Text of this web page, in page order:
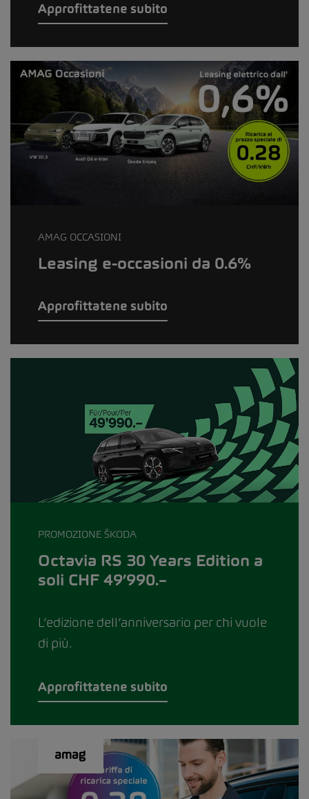
Approfittatene subito
AMAG OCCASIONI
Leasing e-occasioni da 0.6%
Approfittatene subito
PROMOZIONE ŠKODA
Octavia RS 30 Years Edition a
soli CHF 49’990.–
L’edizione dell’anniversario per chi vuole
di più.
Approfittatene subito